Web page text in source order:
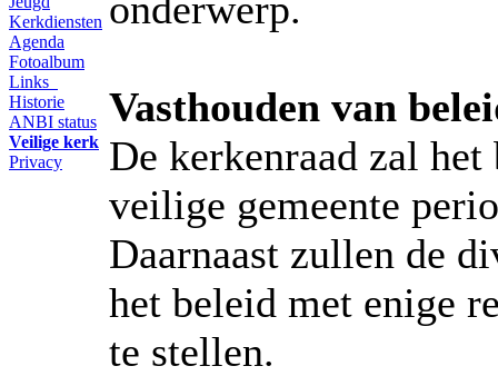
Kerkdiensten
Agenda
Fotoalbum
Links
Historie
ANBI status
Veilige kerk
Privacy
Vasthouden van
De kerkenraad zal
veilige gemeente
Daarnaast zullen de
het beleid met enige
te stellen.